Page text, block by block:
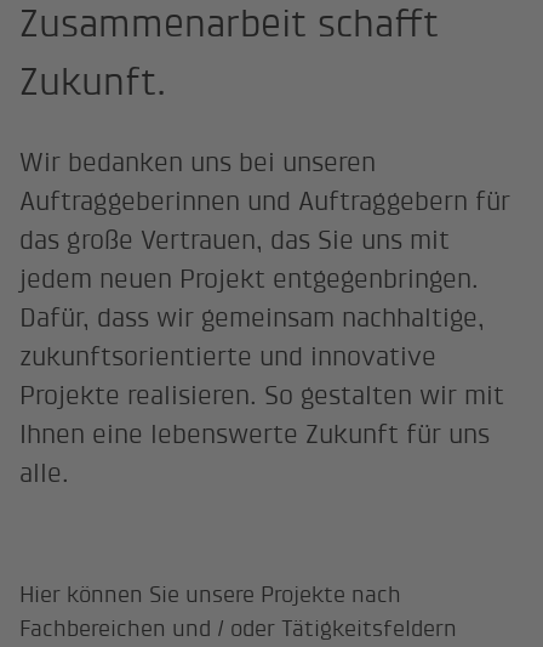
Zusammenarbeit schafft
Zukunft.
Wir bedanken uns bei unseren
Auftraggeberinnen und Auftraggebern für
das große Vertrauen, das Sie uns mit
jedem neuen Projekt entgegenbringen.
Dafür, dass wir gemeinsam nachhaltige,
zukunftsorientierte und innovative
Projekte realisieren. So gestalten wir mit
Ihnen eine lebenswerte Zukunft für uns
alle.
Hier können Sie unsere Projekte nach
Fachbereichen und / oder Tätigkeitsfeldern